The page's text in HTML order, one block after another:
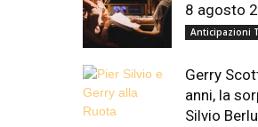
8 agosto
Anticipazioni
Gerry
anni, la
Silvio